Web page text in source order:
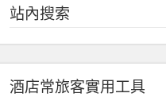
站內搜索
酒店常旅客實用工具